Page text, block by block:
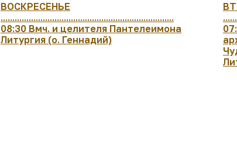
ВОСКРЕСЕНЬЕ
..........................................................................
08:30 Вмч. и целителя Пантелеимона
Литургия (о. Геннадий)